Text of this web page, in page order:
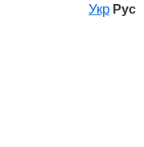
Укр Рус